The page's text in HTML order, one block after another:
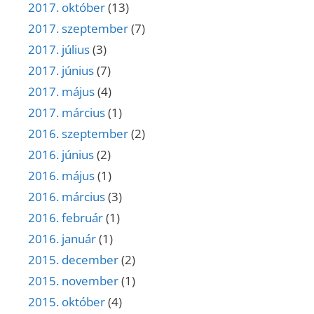
2017. október(13)
2017. szeptember(7)
2017. július(3)
2017. június(7)
2017. május(4)
2017. március(1)
2016. szeptember(2)
2016. június(2)
2016. május(1)
2016. március(3)
2016. február(1)
2016. január(1)
2015. december(2)
2015. november(1)
2015. október(4)